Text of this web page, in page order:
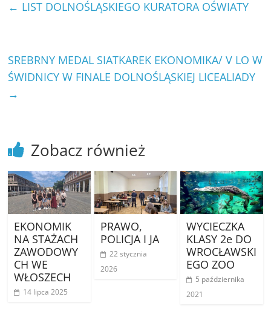
← LIST DOLNOŚLĄSKIEGO KURATORA OŚWIATY
SREBRNY MEDAL SIATKAREK EKONOMIKA/ V LO W
ŚWIDNICY W FINALE DOLNOŚLĄSKIEJ LICEALIADY
→
Zobacz również
EKONOMIK
NA STAŻACH
ZAWODOWY
CH WE
WŁOSZECH
14 lipca 2025
PRAWO,
POLICJA I JA
22 stycznia
2026
WYCIECZKA
KLASY 2e DO
WROCŁAWSKI
EGO ZOO
5 października
2021